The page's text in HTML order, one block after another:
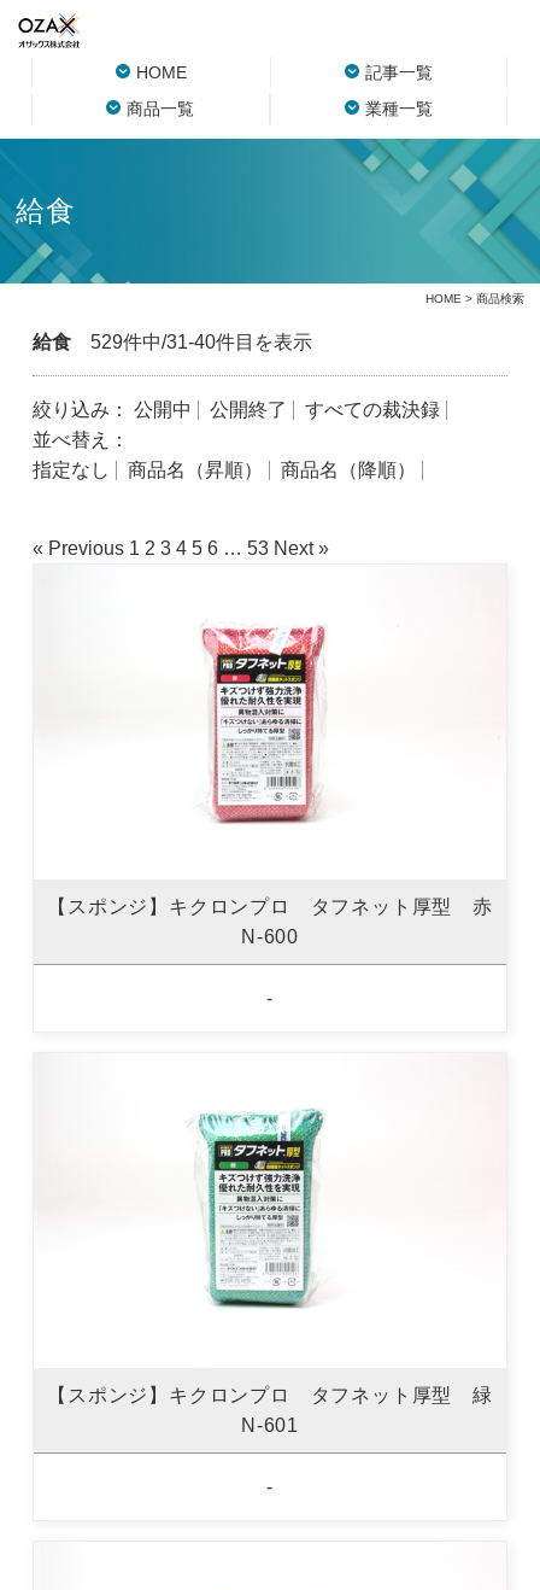
HOME
記事一覧
商品一覧
業種一覧
給食
HOME > 商品検索
給食529件中/31-40件目を表示
絞り込み： 公開中 公開終了
すべての裁決録
並べ替え：
指定なし
商品名（昇順） 商品名（降順）
« Previous 1 2 3 4 5 6 … 53 Next »
【スポンジ】キクロンプロ タフネット厚型 赤
N-600
-
【スポンジ】キクロンプロ タフネット厚型 緑
N-601
-